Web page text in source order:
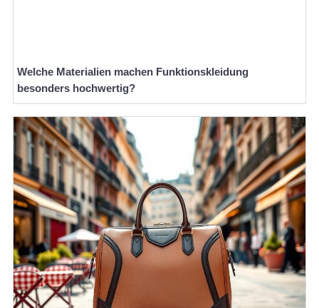
Welche Materialien machen Funktionskleidung
besonders hochwertig?